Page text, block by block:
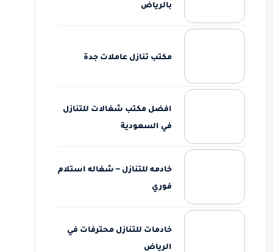
بالرياض
مكتب تنازل عاملات جدة
افضل مكتب شغالات للتنازل
في السعودية
خادمه للتنازل – شغاله استلام
فوري
خادمات للتنازل محترفات في
الرياض